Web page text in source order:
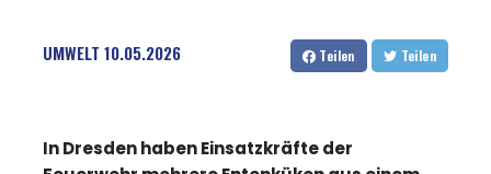
UMWELT 10.05.2026 Teilen Teilen
In Dresden haben Einsatzkräfte der